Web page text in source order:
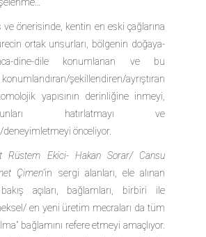
ve önerisinde, kentin en eski çağlarına
ortak unsurları, bölgenin doğaya-
dine-dile konumlanan ve bu
şekillendiren/ayrıştıran
yapısının derinliğine inmeyi,
hatırlatmayı ve
önceliyor.
Rüstem Ekici- Hakan Sorar/ Cansu
Çimen’in sergi alanları, ele alınan
açıları, bağlamları, birbiri ile
en yeni üretim mecraları da tüm
bağlamını refere etmeyi amaçlıyor.